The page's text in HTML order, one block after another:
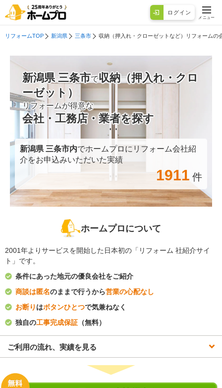
ログイン
メニュー
リフォームTOP 新潟県 三条市 収納（押入れ・クローゼットなど）リフォームの
新潟県 三条市で収納（押入れ・クロ
ーゼット）
リフォームが得意な
会社・工務店・業者を探す
新潟県 三条市内でホームプロにリフォーム会社紹
介をお申込みいただいた実績
1911 件
ホームプロについて
2001年よりサービスを開始した日本初の「リフォーム 社紹介サイ
ト」です。
条件にあった地元の優良会社をご紹介
商談は匿名のままで行うから営業の心配なし
お断り はボタンひとつで気兼ねなく
独自の工事完成保証 （無料）
ご利用の流れ、実績を見る